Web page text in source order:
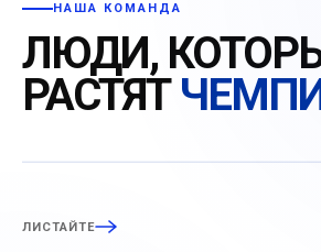
НАША КОМАНДА
ЛЮДИ,
РАСТЯТ
ЛИСТАЙТЕ